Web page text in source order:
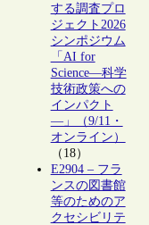
する調査プロ
ジェクト2026
シンポジウム
「AI for
Science―科学
技術政策への
インパクト
―」（9/11・
オンライン）
（18）
E2904 – フラ
ンスの図書館
等のためのア
クセシビリテ